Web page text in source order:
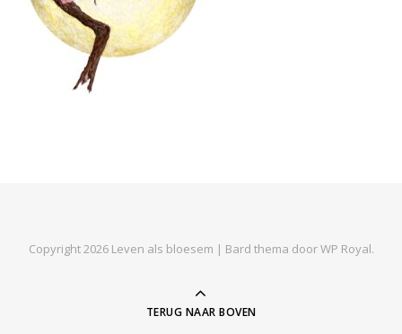
Copyright 2026 Leven als bloesem | Bard thema doorWP Royal.
TERUG NAAR BOVEN